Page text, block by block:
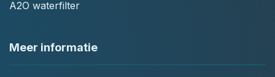
A2O waterfilter
Meer informatie